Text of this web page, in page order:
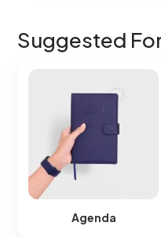
Suggested
Agenda